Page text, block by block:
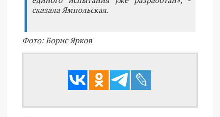
сказала Ямпольская.
Фото: Борис Ярков